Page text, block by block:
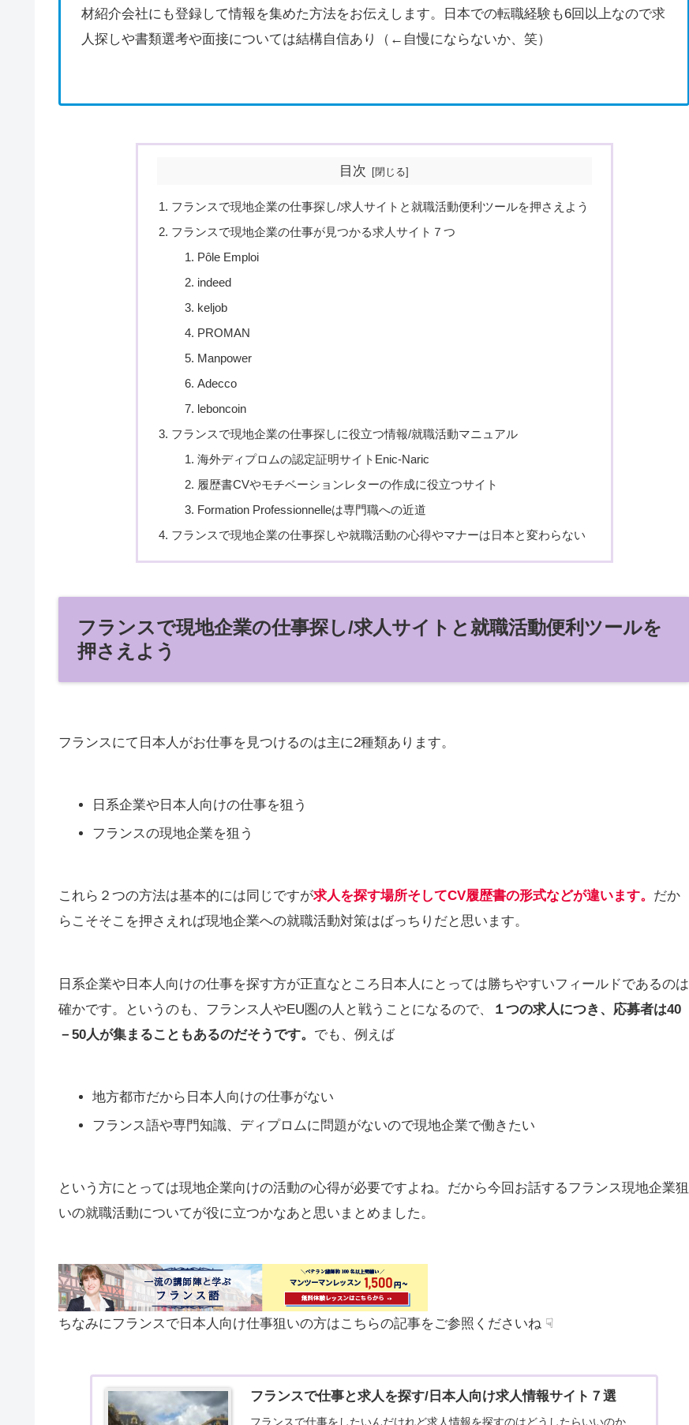
材紹介会社にも登録して情報を集めた方法をお伝えします。日本での転職経験も6回以上なので求
人探しや書類選考や面接については結構自信あり（←自慢にならないか、笑）
目次
フランスで現地企業の仕事探し/求人サイトと就職活動便利ツールを押さえよう
フランスで現地企業の仕事が見つかる求人サイト７つ
Pôle Emploi
indeed
keljob
PROMAN
Manpower
Adecco
leboncoin
フランスで現地企業の仕事探しに役立つ情報/就職活動マニュアル
海外ディプロムの認定証明サイトEnic-Naric
履歴書CVやモチベーションレターの作成に役立つサイト
Formation Professionnelleは専門職への近道
フランスで現地企業の仕事探しや就職活動の心得やマナーは日本と変わらない
フランスで現地企業の仕事探し/求人サイトと就職活動便利ツールを
押さえよう
フランスにて日本人がお仕事を見つけるのは主に2種類あります。
日系企業や日本人向けの仕事を狙う
フランスの現地企業を狙う
これら２つの方法は基本的には同じですが求人を探す場所そしてCV履歴書の形式などが違います。 だか
らこそそこを押さえれば現地企業への就職活動対策はばっちりだと思います。
日系企業や日本人向けの仕事を探す方が正直なところ日本人にとっては勝ちやすいフィールドであるのは
確かです。というのも、フランス人やEU圏の人と戦うことになるので、
１つの求人につき、応募者は40
－50人が集まることもあるのだそうです。 でも、例えば
地方都市だから日本人向けの仕事がない
フランス語や専門知識、ディプロムに問題がないので現地企業で働きたい
という方にとっては現地企業向けの活動の心得が必要ですよね。だから今回お話するフランス現地企業狙
いの就職活動についてが役に立つかなあと思いまとめました。
ちなみにフランスで日本人向け仕事狙いの方はこちらの記事をご参照くださいね ☟
フランスで仕事と求人を探す/日本人向け求人情報サイト７選
フランスで仕事をしたいんだけれど求人情報を探すのはどうしたらいいのか